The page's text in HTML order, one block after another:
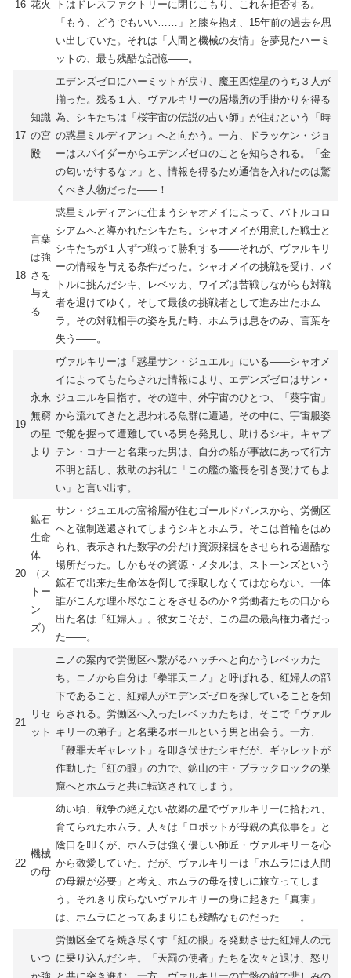
16 花火
トはドレスファクトリーに閉じこもり、これを拒否する。
「もう、どうでもいい……」と膝を抱え、15年前の過去を思
い出していた。それは「人間と機械の友情」を夢見たハーミ
ットの、最も残酷な記憶――。
17
知識
の宮
殿
エデンズゼロにハーミットが戻り、魔王四煌星のうち３人が
揃った。残る１人、ヴァルキリーの居場所の手掛かりを得る
為、シキたちは「桜宇宙の伝説の占い師」が住むという「時
の惑星ミルディアン」へと向かう。一方、ドラッケン・ジョ
ーはスパイダーからエデンズゼロのことを知らされる。「金
の匂いがするなァ」と、情報を得るため通信を入れたのは驚
くべき人物だった――！
18
言葉
は強
さを
与え
る
惑星ミルディアンに住まうシャオメイによって、バトルコロ
シアムへと導かれたシキたち。シャオメイが用意した戦士と
シキたちが１人ずつ戦って勝利する――それが、ヴァルキリ
ーの情報を与える条件だった。シャオメイの挑戦を受け、バ
トルに挑んだシキ、レベッカ、ワイズは苦戦しながらも対戦
者を退けてゆく。そして最後の挑戦者として進み出たホム
ラ。その対戦相手の姿を見た時、ホムラは息をのみ、言葉を
失う――。
19
永永
無窮
の星
より
ヴァルキリーは「惑星サン・ジュエル」にいる――シャオメ
イによってもたらされた情報により、エデンズゼロはサン・
ジュエルを目指す。その道中、外宇宙のひとつ、「葵宇宙」
から流れてきたと思われる魚群に遭遇。その中に、宇宙服姿
で舵を握って遭難している男を発見し、助けるシキ。キャプ
テン・コナーと名乗った男は、自分の船が事故にあって行方
不明と話し、救助のお礼に「この艦の艦長を引き受けてもよ
い」と言い出す。
20
鉱石
生命
体
（ス
トー
ン
ズ）
サン・ジュエルの富裕層が住むゴールドパレスから、労働区
へと強制送還されてしまうシキとホムラ。そこは首輪をはめ
られ、表示された数字の分だけ資源採掘をさせられる過酷な
場所だった。しかもその資源・メタルは、ストーンズという
鉱石で出来た生命体を倒して採取しなくてはならない。一体
誰がこんな理不尽なことをさせるのか？労働者たちの口から
出た名は「紅婦人」。彼女こそが、この星の最高権力者だっ
た――。
21
リセ
ット
ニノの案内で労働区へ繋がるハッチへと向かうレベッカた
ち。ニノから自分は『拳罪天ニノ』と呼ばれる、紅婦人の部
下であること、紅婦人がエデンズゼロを探していることを知
らされる。労働区へ入ったレベッカたちは、そこで「ヴァル
キリーの弟子」と名乗るポールという男と出会う。一方、
『鞭罪天ギャレット』を叩き伏せたシキだが、ギャレットが
作動した「紅の眼」の力で、鉱山の主・ブラックロックの巣
窟へとホムラと共に転送されてしまう。
22
機械
の母
幼い頃、戦争の絶えない故郷の星でヴァルキリーに拾われ、
育てられたホムラ。人々は「ロボットが母親の真似事を」と
陰口を叩くが、ホムラは強く優しい師匠・ヴァルキリーを心
から敬愛していた。だが、ヴァルキリーは「ホムラには人間
の母親が必要」と考え、ホムラの母を捜しに旅立ってしま
う。それきり戻らないヴァルキリーの身に起きた「真実」
は、ホムラにとってあまりにも残酷なものだった――。
いつ
労働区全てを焼き尽くす「紅の眼」を発動させた紅婦人の元
に乗り込んだシキ。「天罰の使者」たちを次々と退け、怒り